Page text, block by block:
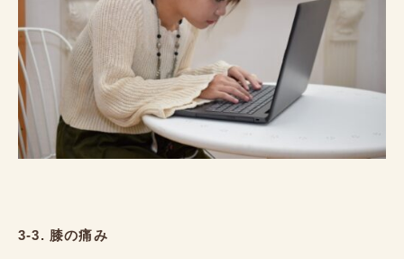
3-3. 膝の痛み